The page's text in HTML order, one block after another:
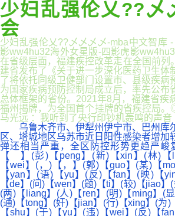
少妇乱强伦乂??乄
会
少妇乱强伦乂??乄乄乄乄-mba中文智库
影ww4hu32海外女星版-四影虎影
在省级层面，福建疾控改革走在全国前列
建省发布了《关于进一步深化医药卫生体
了将依托同级卫健部门设置市、县级疾病
为国家疾病预防控制局成立后，率先公布
总体框架的省份。2021年8月，福建省疾
福州揭牌，为全国首个挂牌的省疾控局
马光远 ：我听到了央行印钞机轰鸣的声音
乌鲁木齐市、伊犁州伊宁市、巴州库
区、塔城地区乌苏市近日阳性感染者增加
弹还相当严重，全区防控形势更趋
【 】(彭)【peng】(新)【xin】(林)
【wei】(，)【，】(郭)【guo】(某)【
【yan】(语)【yu】(反)【fan】(映)【
【de】(问)【wen】(题)【ti】(较)【jiao】(
(两)【liang】(人)【ren】(明)【ming】(
(通)【tong】(奸)【jian】(行)【xing】(为)
【shu】(于)【yu】(违)【wei】(反)【